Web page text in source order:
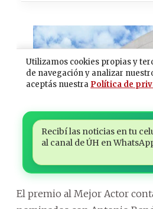
Recibí las noticias en tu
al canal de ÚH en
El premio al Mejor Actor